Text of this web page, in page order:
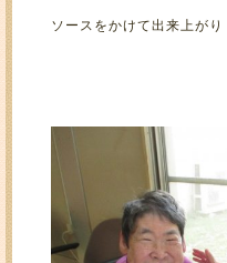
ソースをかけて出来上がり